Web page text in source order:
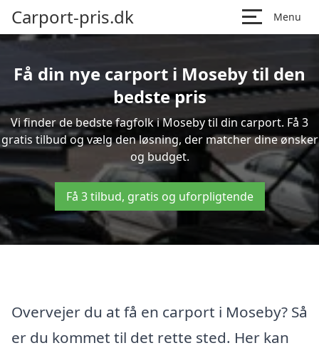
Carport-pris.dk Menu
Få din nye carport i Moseby til den
bedste pris
Vi finder de bedste fagfolk i Moseby til din carport. Få 3
gratis tilbud og vælg den løsning, der matcher dine ønsker
og budget.
Få 3 tilbud, gratis og uforpligtende
Overvejer du at få en carport i Moseby? Så
er du kommet til det rette sted. Her kan